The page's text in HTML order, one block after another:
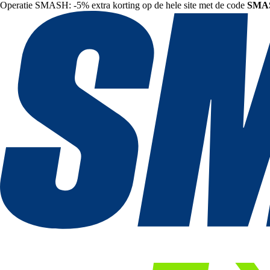
Operatie SMASH: -5% extra korting op de hele site met de code